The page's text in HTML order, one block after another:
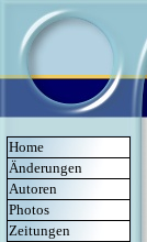
Home
Änderungen
Autoren
Photos
Zeitungen